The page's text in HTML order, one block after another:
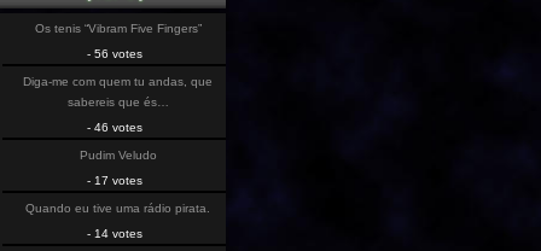
Os tenis “Vibram Five Fingers”
- 56 votes
Diga-me com quem tu andas, que
sabereis que és…
- 46 votes
Pudim Veludo
- 17 votes
Quando eu tive uma rádio pirata.
- 14 votes